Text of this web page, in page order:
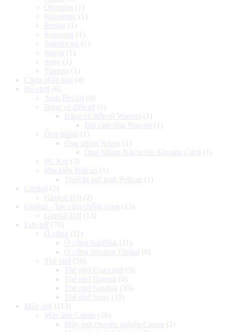
Olympus (1)
Panasonic (1)
Pentax (1)
Samyang (1)
Sennhieser
(1)
Sigma (1)
Sony (1)
Tamron
(1)
Chưa phân loại (4)
Đồ chơi (6)
Asus ProArt (0)
Bảng vẽ điện tử (1)
Bảng vẽ điện tử Wacom (1)
Bút cảm ứng Wacom (1)
Ống nhòm (1)
Ống nhòm Nikon
(1)
Ống Nhòm Nikon Đo Khoảng Cách
(1)
PC Km (3)
Phụ kiện Pelican
(1)
Thiết bị giữ lạnh Pelican
(1)
Gimbal (2)
Gimbal DJI (2)
Gimbal - Tay cầm chống rung (13)
Gimbal DJI (13)
Lưu trữ (70)
Ổ cứng (11)
Ổ cứng SanDisk (11)
Ổ cứng Western Digital (0)
Thẻ nhớ (59)
Thẻ nhớ Exascend
(5)
Thẻ nhớ Homan
(0)
Thẻ nhớ Sandisk (35)
Thẻ nhớ Sony (19)
Máy ảnh
(113)
Máy ảnh Canon
(28)
Máy ảnh chuyên nghiệp Canon
(2)